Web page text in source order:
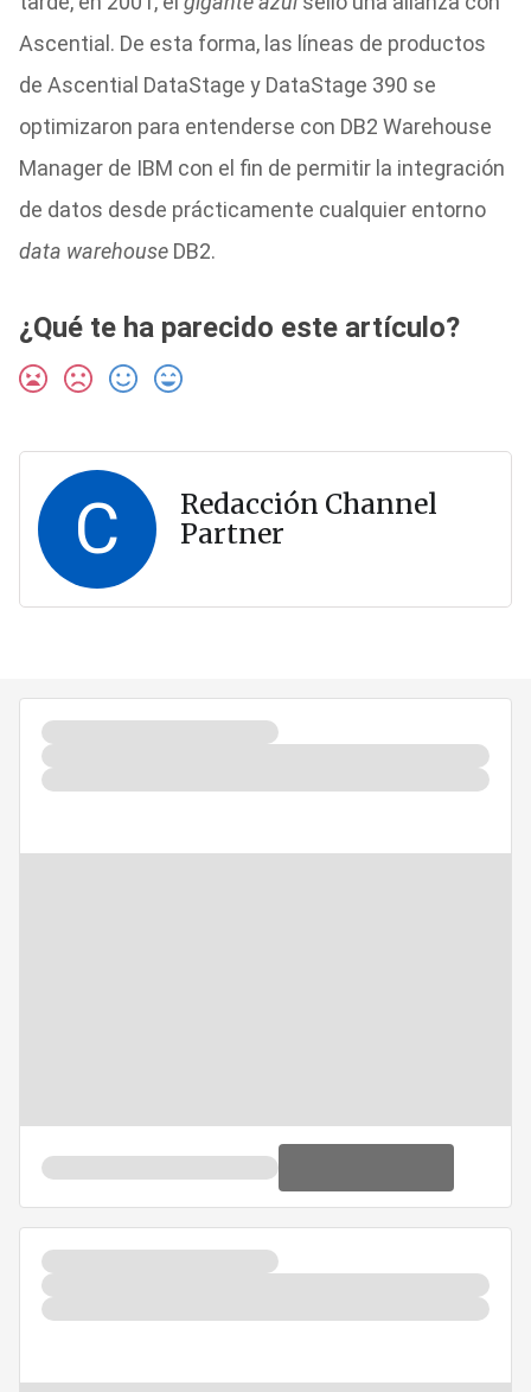
Ascential. De esta forma, las líneas de productos
de Ascential DataStage y DataStage 390 se
optimizaron para entenderse con DB2 Warehouse
Manager de IBM con el fin de permitir la integración
de datos desde prácticamente cualquier entorno
data warehouseDB2.
¿Qué te ha parecido este artículo?
C
Redacción Channel
Partner